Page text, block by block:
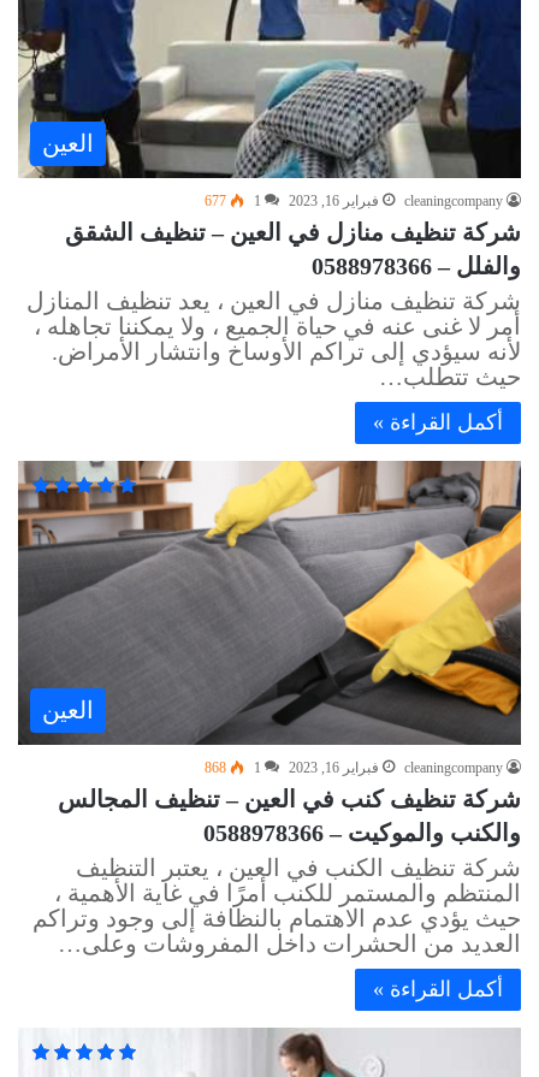
العين
cleaningcompany فبراير 16, 2023 1
677
شركة تنظيف منازل في العين – تنظيف الشقق
والفلل – 0588978366
شركة تنظيف منازل في العين ، يعد تنظيف المنازل
أمر لا غنى عنه في حياة الجميع ، ولا يمكننا تجاهله ،
لأنه سيؤدي إلى تراكم الأوساخ وانتشار الأمراض.
حيث تتطلب…
أكمل القراءة »
العين
cleaningcompany فبراير 16, 2023 1
868
شركة تنظيف كنب في العين – تنظيف المجالس
والكنب والموكيت – 0588978366
شركة تنظيف الكنب في العين ، يعتبر التنظيف
المنتظم والمستمر للكنب أمرًا في غاية الأهمية ،
حيث يؤدي عدم الاهتمام بالنظافة إلى وجود وتراكم
العديد من الحشرات داخل المفروشات وعلى…
أكمل القراءة »